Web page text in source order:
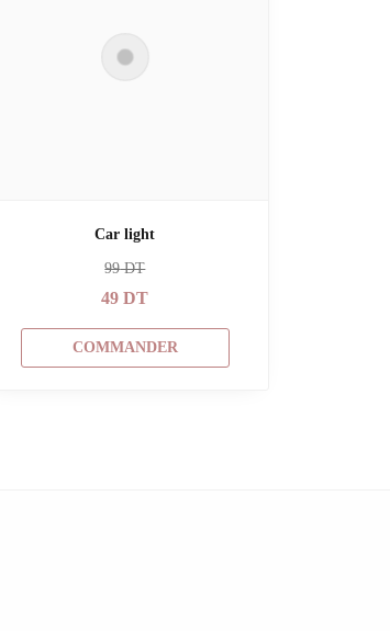
Car light
99DT
49 DT
COMMANDER